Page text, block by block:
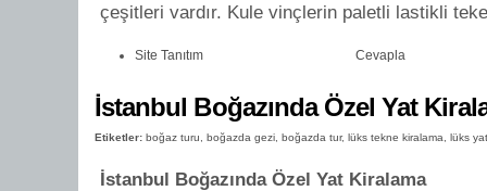
çeşitleri vardır. Kule vinçlerin paletli lastikli
Site Tanıtım Cevapla
İstanbul Boğazında Özel Yat
Etiketler: boğaz turu boğazda gezi boğazda tur, lüks tekne kiralama lüks
İstanbul Boğazında Özel Yat Kiralama